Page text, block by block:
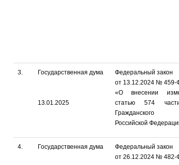
3. Государственная дума
13.01.2025
Федеральный закон
от 13.12.2024 № 459-
«О внесении
статью 574
Гражданского
Российской
4. Государственная дума
Федеральный закон
от 26.12.2024 № 482-